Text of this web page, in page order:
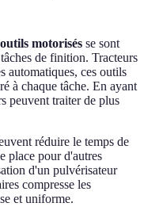
outils motorisés se sont
de finition. Tracteurs
automatiques, ces outils
à chaque tâche. En ayant
peuvent traiter de plus
réduire le temps de
place pour d'autres
d'un pulvérisateur
compresse les
et uniforme.